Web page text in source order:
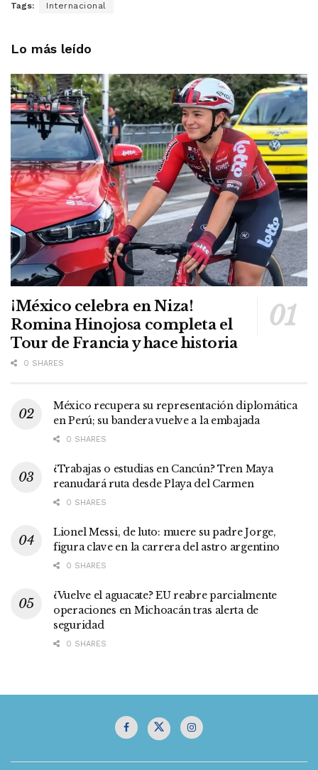
Tags: Internacional
Lo más leído
¡México celebra en Niza!
Romina Hinojosa completa el
Tour de Francia y hace historia
0 SHARES
México recupera su representación diplomática
en Perú; su bandera vuelve a la embajada
0 SHARES
¿Trabajas o estudias en Cancún? Tren Maya
reanudará ruta desde Playa del Carmen
0 SHARES
Lionel Messi, de luto: muere su padre Jorge,
figura clave en la carrera del astro argentino
0 SHARES
¿Vuelve el aguacate? EU reabre parcialmente
operaciones en Michoacán tras alerta de
seguridad
0 SHARES